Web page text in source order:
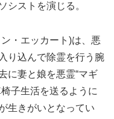
シストを演じる。
・エッカート)は、悪
り込んで除霊を行う腕
に妻と娘を悪霊“マギ
子生活を送るように
生きがいとなってい